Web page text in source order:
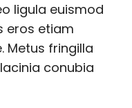
ligula euismod
eros etiam
Metus fringilla
conubia